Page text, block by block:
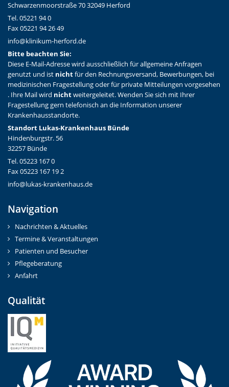
Schwarzenmoorstraße 70 32049 Herford
Tel. 05221 94 0
Fax 05221 94 26 49
info@klinikum-herford.de
Bitte beachten Sie:
Diese E-Mail-Adresse wird ausschließlich für allgemeine Anfragen
genutzt und ist nichtfür den Rechnungsversand, Bewerbungen, bei
medizinischen Fragestellung oder für private Mitteilungen vorgesehen
. Ihre Mail wird nichtweitergeleitet. Wenden Sie sich mit Ihrer
Fragestellung gern telefonisch an die Information unserer
Krankenhausstandorte.
Standort Lukas-Krankenhaus Bünde
Hindenburgstr. 56
32257 Bünde
Tel. 05223 167 0
Fax 05223 167 19 2
info@lukas-krankenhaus.de
Navigation
Nachrichten & Aktuelles
Termine & Veranstaltungen
Patienten und Besucher
Pflegeberatung
Anfahrt
Qualität